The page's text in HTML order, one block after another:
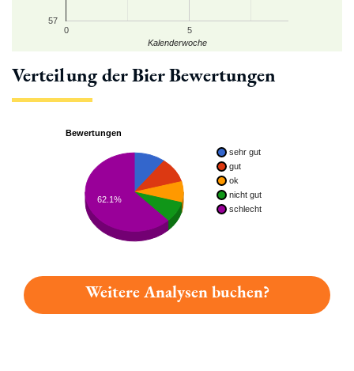
0 5
57
Kalenderwoche
Verteilung der Bier Bewertungen
Bewertungen
sehr gut
gut
ok
nicht gut
schlecht
62.1%
Weitere Analysen buchen?